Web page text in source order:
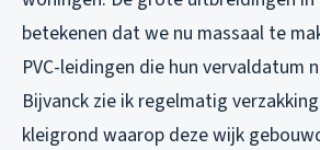
betekenen dat we nu massaal te
PVC-leidingen die hun vervaldatum
Bijvanck zie ik regelmatig
kleigrond waarop deze wijk